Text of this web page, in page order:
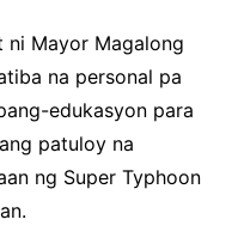
ni Mayor Magalong
na personal pa
edukasyon para
patuloy na
ng Super Typhoon